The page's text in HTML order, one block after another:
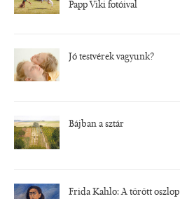
Papp Viki fotóival
Jó testvérek vagyunk?
Bájban a sztár
Frida Kahlo: A törött oszlop